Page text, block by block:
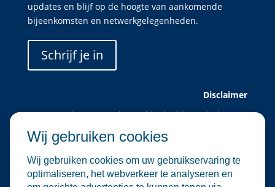
updates en blijf op de hoogte van aankomende
bijeenkomsten en netwerkgelegenheden.
Schrijf je in
Disclaimer
Deze website is uitsluitend bedoeld voor leden van
Water Alliance biedt dit platform aan om relevante
evenementen in de water- en
milieutechnologiesector te verzamelen en onder de
aandacht te brengen. Hoewel wij zorgvuldig omgaan
Wij gebruiken cookies
Wij gebruiken cookies om uw gebruikservaring te
optimaliseren, het webverkeer te analyseren en